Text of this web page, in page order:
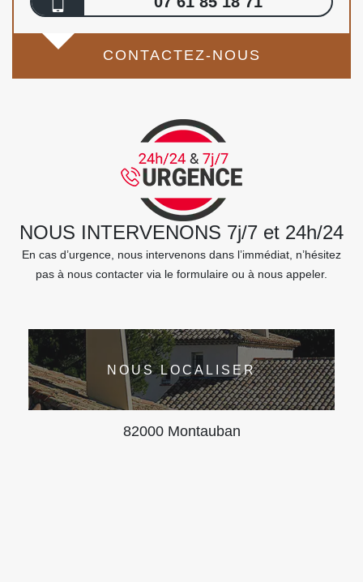
CONTACTEZ-NOUS
NOUS INTERVENONS 7j/7 et 24h/24
En cas d’urgence, nous intervenons dans l’immédiat, n’hésitez
pas à nous contacter via le formulaire ou à nous appeler.
NOUS LOCALISER
82000 Montauban